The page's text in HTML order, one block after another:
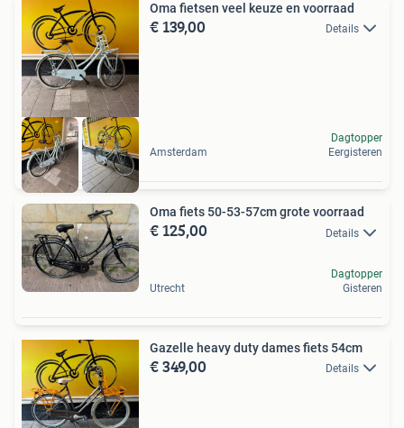
Oma fietsen veel keuze en voorraad
€ 139,00 Details
Amsterdam
Dagtopper
Eergisteren
Oma fiets 50-53-57cm grote voorraad
€ 125,00 Details
Utrecht
Dagtopper
Gisteren
Gazelle heavy duty dames fiets 54cm
€ 349,00 Details